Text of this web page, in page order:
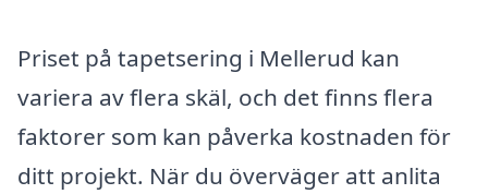
Priset på tapetsering i Mellerud kan
variera av flera skäl, och det finns flera
faktorer som kan påverka kostnaden för
ditt projekt. När du överväger att anlita